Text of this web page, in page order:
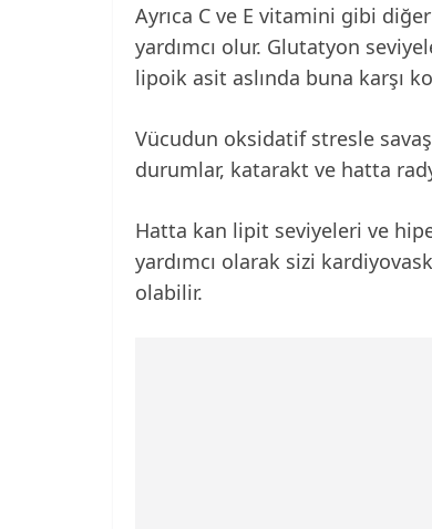
Ayrıca C ve E vitamini gibi
yardımcı olur. Glutatyon
lipoik asit aslında buna karşı
Vücudun oksidatif stresle
durumlar, katarakt ve hatta
Hatta kan lipit seviyeleri ve
yardımcı olarak sizi
olabilir.